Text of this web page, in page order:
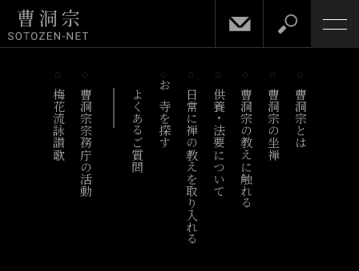
梅花流詠讃歌 曹洞宗宗務庁の活動 よくあるご質問 お寺を探す 日常に禅の教えを取り入れる供養・法要について曹洞宗の教えに触れる 曹洞宗の坐禅 曹洞宗とは